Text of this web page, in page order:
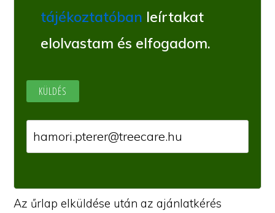
tájékoztatóban leírtakat
elolvastam és elfogadom.
Az űrlap elküldése után az ajánlatkérés